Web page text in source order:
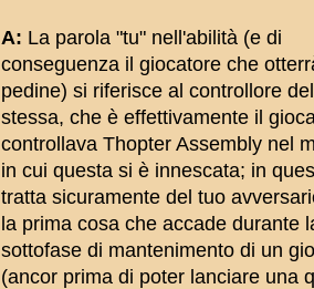
A: La parola "tu" nell'abilità (e di
conseguenza il giocatore che
pedine) si riferisce al controllore
stessa, che è effettivamente il
controllava Thopter Assembly nel
in cui questa si è innescata; in
tratta sicuramente del tuo
la prima cosa che accade durante
sottofase di mantenimento di un
(ancor prima di poter lanciare una